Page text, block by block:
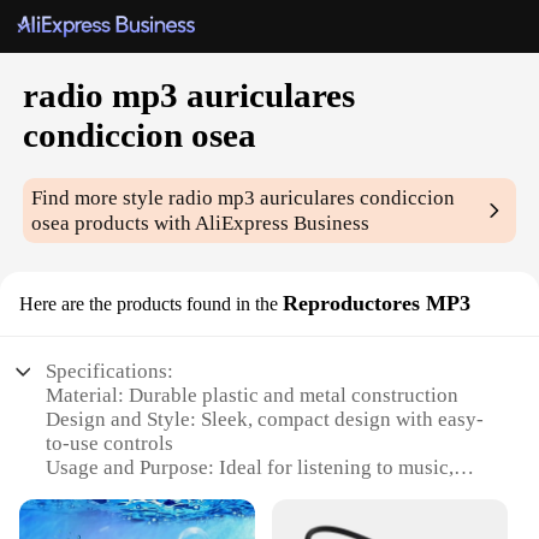
radio mp3 auriculares
condiccion osea
Find more styleradio mp3 auriculares condiccion
osea products with AliExpress Business
Here are the products found in the Reproductores MP3
Specifications:
Material: Durable plastic and metal construction
Design and Style: Sleek, compact design with easy-
to-use controls
Usage and Purpose: Ideal for listening to music,
Performance and Property: Built-in MP3 player with